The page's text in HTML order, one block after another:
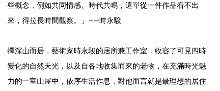
些概念，例如共同情感、時代共鳴，這單從一件作品看不出
來，得拉長時間觀察。」——時永駿
擇深山而居，藝術家時永駿的居所兼工作室，收容了可見四時
變化的自然天光，以及自各地收集而來的老物，在充滿時光魅
力的一室山屋中，依序生活作息，對他而言就是最理想的居住